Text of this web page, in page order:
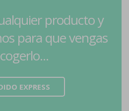
producto y
para que vengas
EXPRESS